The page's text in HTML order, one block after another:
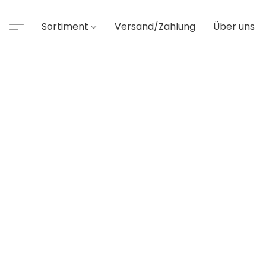
Sortiment Versand/Zahlung Über uns